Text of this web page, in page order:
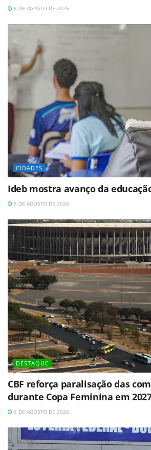
6 DE AGOSTO DE 2026
CIDADES
Ideb mostra avanço da
6 DE AGOSTO DE 2026
DESTAQUE
CBF reforça paralisação das
durante Copa Feminina em
6 DE AGOSTO DE 2026